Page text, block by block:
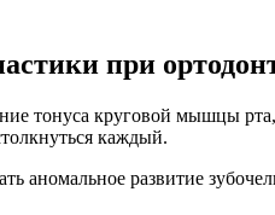
при
тонуса круговой мышцы
каждый.
аномальное развитие